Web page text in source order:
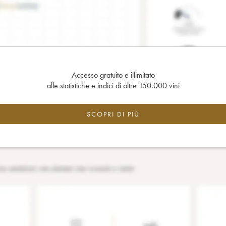
Accesso gratuito e illimitato
alle statistiche e indici di oltre 150.000 vini
SCOPRI DI PIÙ